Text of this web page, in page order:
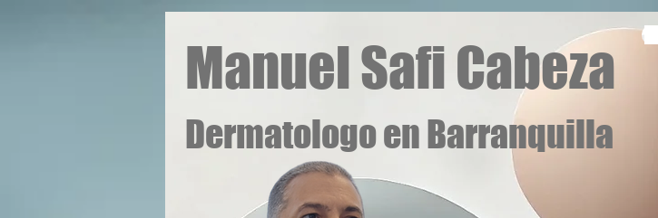
Manuel Safi Cabeza
Dermatologo en Barranquilla